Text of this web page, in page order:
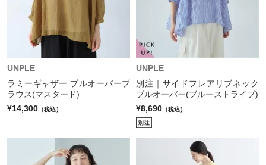
UNPLE
ラミーギャザー プルオーバーブ
ラウス(マスタード)
¥14,300 （税込）
UNPLE
別注｜サイドフレアリブネック
プルオーバー(ブルーストライプ)
¥8,690 （税込）